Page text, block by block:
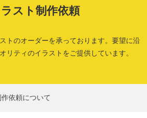
スト制作依頼
トのオーダーを承っております。 要望に沿
リティのイラストをご提供しています。
依頼について